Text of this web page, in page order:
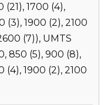
(21), 1700 (4),
(3), 1900 (2), 2100
(7)), UMTS
850 (5), 900 (8),
(4), 1900 (2), 2100